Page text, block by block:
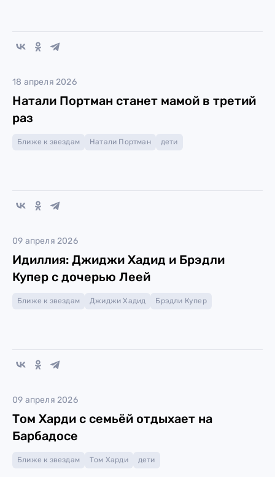
18 апреля 2026
Натали Портман станет мамой в третий
раз
Ближе к звездам Натали Портман дети
09 апреля 2026
Идиллия: Джиджи Хадид и Брэдли
Купер с дочерью Леей
Ближе к звездам Джиджи Хадид Брэдли Купер
09 апреля 2026
Том Харди с семьёй отдыхает на
Барбадосе
Ближе к звездам Том Харди дети